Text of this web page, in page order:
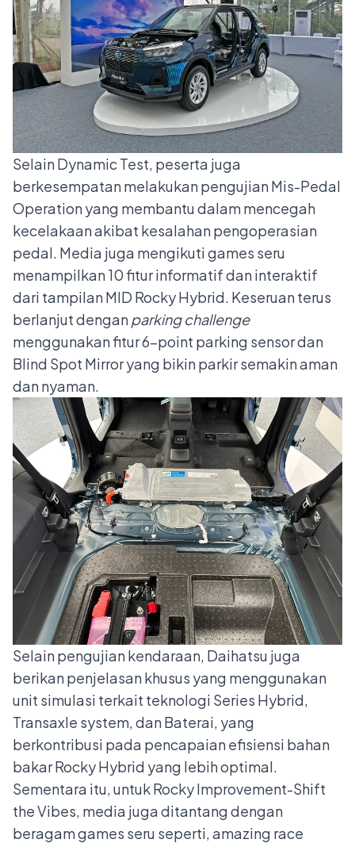
Selain Dynamic Test, peserta juga
berkesempatan melakukan pengujian Mis-Pedal
Operation yang membantu dalam mencegah
kecelakaan akibat kesalahan pengoperasian
pedal. Media juga mengikuti games seru
menampilkan 10 fitur informatif dan interaktif
dari tampilan MID Rocky Hybrid. Keseruan terus
berlanjut denganparking challenge
menggunakan fitur 6-point parking sensor dan
Blind Spot Mirror yang bikin parkir semakin aman
dan nyaman.
Selain pengujian kendaraan, Daihatsu juga
berikan penjelasan khusus yang menggunakan
unit simulasi terkait teknologi Series Hybrid,
Transaxle system, dan Baterai, yang
berkontribusi pada pencapaian efisiensi bahan
bakar Rocky Hybrid yang lebih optimal.
Sementara itu, untuk Rocky Improvement-Shift
the Vibes, media juga ditantang dengan
beragam games seru seperti, amazing race